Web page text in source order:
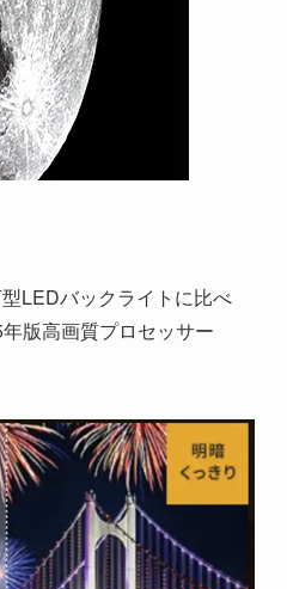
LEDバックライトに比べ
版高画質プロセッサー